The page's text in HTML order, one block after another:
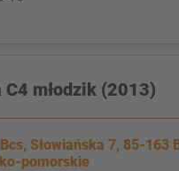
C4 młodzik (2013)
Słowiańska 7, 85-163
pomorskie